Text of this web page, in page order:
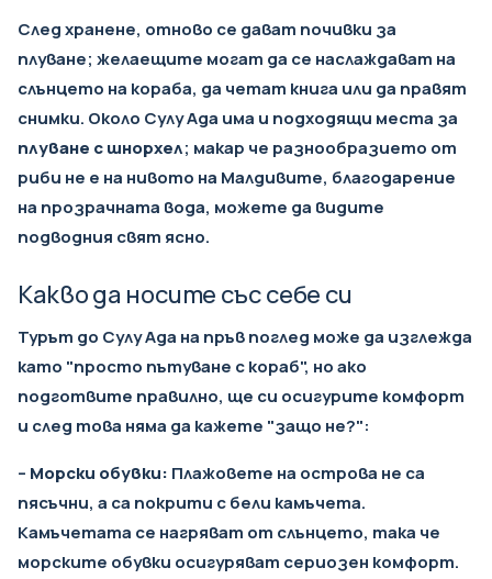
След хранене, отново се дават почивки за
плуване; желаещите могат да се наслаждават на
слънцето на кораба, да четат книга или да правят
снимки. Около Сулу Ада има и подходящи места за
плуване с шнорхел; макар че разнообразието от
риби не е на нивото на Малдивите, благодарение
на прозрачната вода, можете да видите
подводния свят ясно.
Какво да носите със себе си
Турът до Сулу Ада на пръв поглед може да изглежда
като "просто пътуване с кораб", но ако
подготвите правилно, ще си осигурите комфорт
и след това няма да кажете "защо не?":
– Морски обувки: Плажовете на острова не са
пясъчни, а са покрити с бели камъчета.
Камъчетата се нагряват от слънцето, така че
морските обувки осигуряват сериозен комфорт.